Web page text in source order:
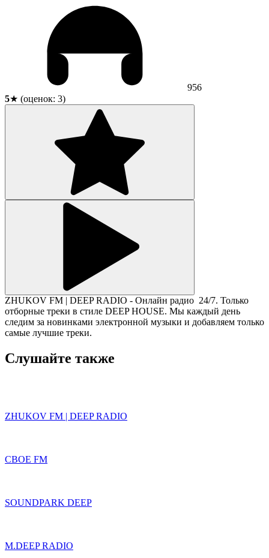
956
5★ (оценок: 3)
ZHUKOV FM | DEEP RADIO - Онлайн радио 24/7. Только
отборные треки в стиле DEEP HOUSE. Мы каждый день
следим за новинками электронной музыки и добавляем только
самые лучшие треки.
Слушайте также
ZHUKOV FM | DEEP RADIO
СВОЕ FM
SOUNDPARK DEEP
M.DEEP RADIO